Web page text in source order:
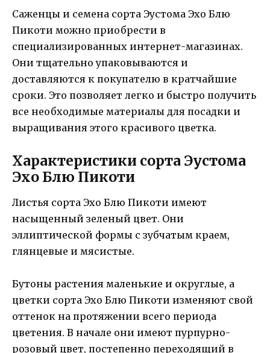
Саженцы и семена сорта Эустома Эхо Блю
Пикоти можно приобрести в
специализированных интернет-магазинах.
Они тщательно упаковываются и
доставляются к покупателю в кратчайшие
сроки. Это позволяет легко и быстро получить
все необходимые материалы для посадки и
выращивания этого красивого цветка.
Характеристики сорта Эустома
Эхо Блю Пикоти
Листья сорта Эхо Блю Пикоти имеют
насыщенный зеленый цвет. Они
эллиптической формы с зубчатым краем,
глянцевые и мясистые.
Бутоны растения маленькие и округлые, а
цветки сорта Эхо Блю Пикоти изменяют свой
оттенок на протяжении всего периода
цветения. В начале они имеют пурпурно-
розовый цвет, постепенно переходящий в